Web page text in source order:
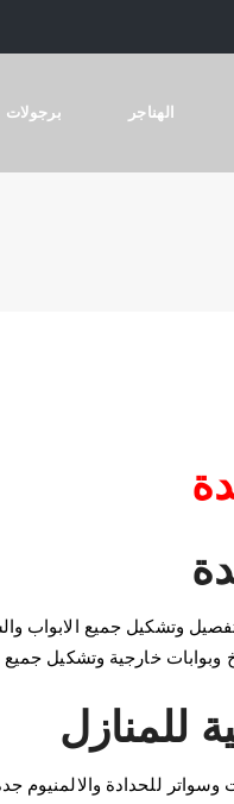
الهناجر برجولات
وتشكيل جميع الابواب
خارجية وتشكيل
للمنازل
للحدادة والالمنيوم